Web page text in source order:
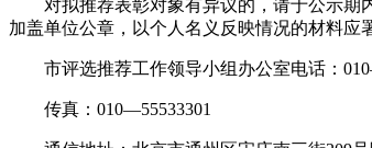
对拟推荐表彰对象有异议的，请于公示期内
加盖单位公章，以个人名义反映情况的材料应
市评选推荐工作领导小组办公室电话：
传真：010—55533301